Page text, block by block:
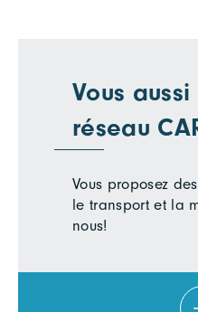
Vous
réseau
Vous proposez
le transport et la
nous!